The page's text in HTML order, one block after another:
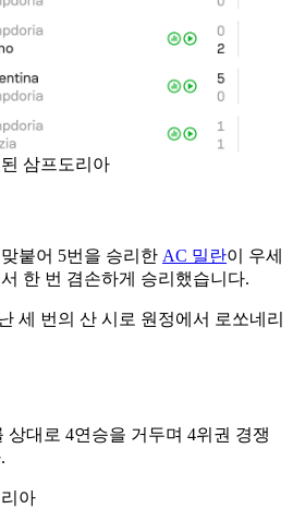
삼프도리아
붙어 5번을 승리한 AC 밀란이 우세
한 번 겸손하게 승리했습니다.
세 번의 산 시로 원정에서 로쏘네리
상대로 4연승을 거두며 4위권 경쟁
아